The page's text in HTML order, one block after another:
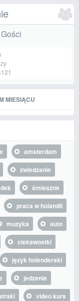
Gości
MIESIĄCU
amsterdam
zwiedzanie
śmieszne
praca w holandii
muzyka
auto
ciekawostki
język holenderski
jedzenie
video kurs